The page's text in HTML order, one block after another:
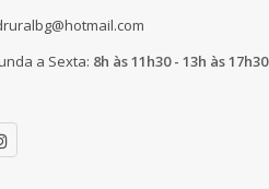
a Sexta: 8h às 11h30 - 13h às 17h30